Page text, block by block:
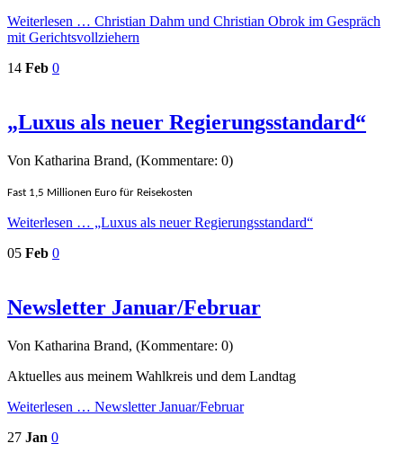
Weiterlesen … Christian Dahm und Christian Obrok im Gespräch
mit Gerichtsvollziehern
14 Feb 0
„Luxus als neuer Regierungsstandard“
Von Katharina Brand, (Kommentare: 0)
Fast 1,5 Millionen Euro für Reisekosten
Weiterlesen … „Luxus als neuer Regierungsstandard“
05 Feb 0
Newsletter Januar/Februar
Von Katharina Brand, (Kommentare: 0)
Aktuelles aus meinem Wahlkreis und dem Landtag
Weiterlesen … Newsletter Januar/Februar
27 Jan 0